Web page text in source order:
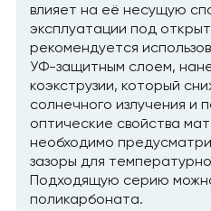
влияет на её несущую
эксплуатации под
рекомендуется
УФ-защитным слоем,
коэкструзии, который
солнечного излучения и
оптические свойства
необходимо
зазоры для
Подходящую серию
поликарбоната.